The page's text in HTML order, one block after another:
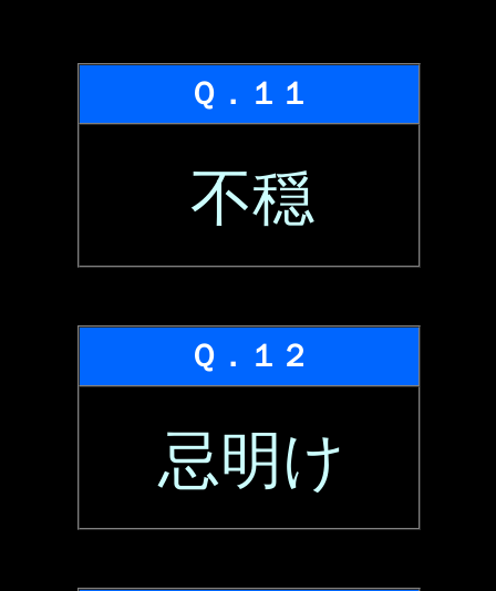
Ｑ．１１
不穏
Ｑ．１２
忌明け